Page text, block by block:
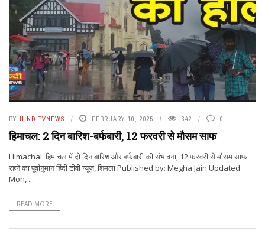
BY HINDITVNEWS FEBRUARY 10, 2025 342 0
हिमाचल: 2 दिन बारिश-बर्फबारी, 12 फरवरी से मौसम साफ
Himachal: हिमाचल में दो दिन बारिश और बर्फबारी की संभावना, 12 फरवरी से मौसम साफ
रहने का पूर्वानुमान हिंदी टीवी न्यूज़, शिमला Published by: Megha Jain Updated
Mon, ...
READ MORE